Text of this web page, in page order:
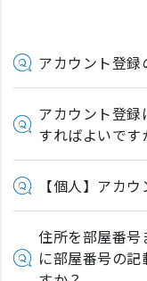
アカウント登録
アカウント登
すればよいです
【個人】アカ
住所を部屋番
に部屋番号の